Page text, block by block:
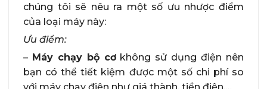
chúng tôi sẽ nêu ra một số ưu nhược điểm
của loại máy này:
Ưu điểm:
– Máy chạy bộ cơkhông sử dụng điện nên
bạn có thể tiết kiệm được một số chi phí so